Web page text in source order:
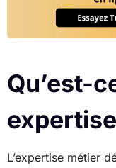
Qu’est-
L’expertise métier